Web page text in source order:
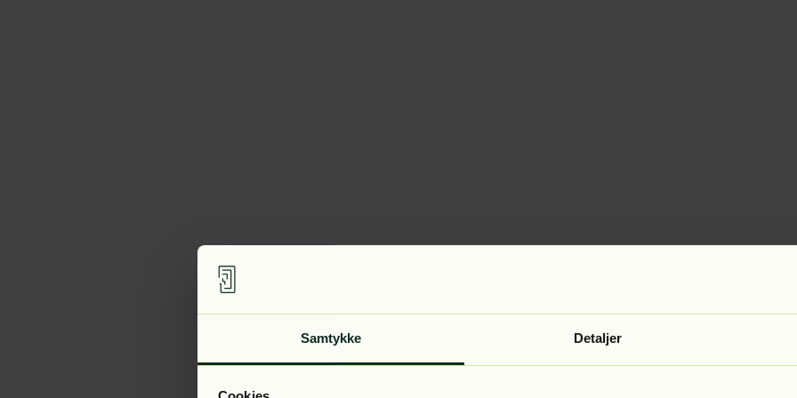
Samtykke Detaljer